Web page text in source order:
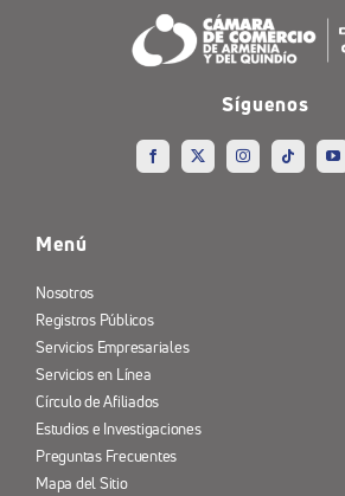
Síguenos
Menú
Nosotros
Registros Públicos
Servicios Empresariales
Servicios en Línea
Círculo de Afiliados
Estudios e Investigaciones
Preguntas Frecuentes
Mapa del Sitio